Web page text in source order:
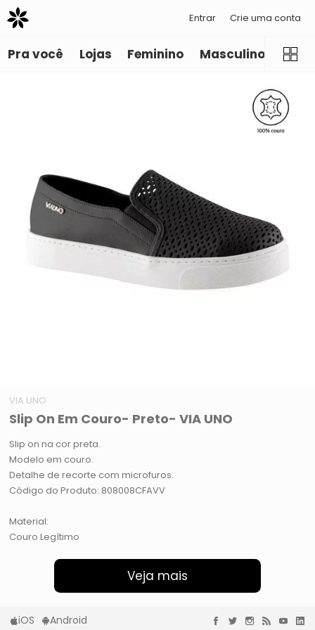
Entrar Crie uma conta
Pra você Lojas Feminino Masculino
VIA UNO
Slip On Em Couro- Preto- VIA UNO
Slip on na cor preta.
Modelo em couro.
Detalhe de recorte com microfuros.
Código do Produto: 808008CFAVV
Material:
Couro Legítimo
Veja mais
iOS Android